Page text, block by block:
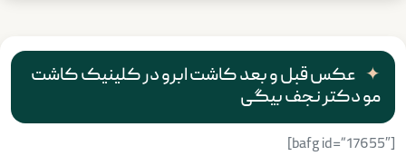
عکس قبل و بعد کاشت ابرو در کلینیک کاشت
مو دکتر نجف بیگی
[bafg id=”17655″]